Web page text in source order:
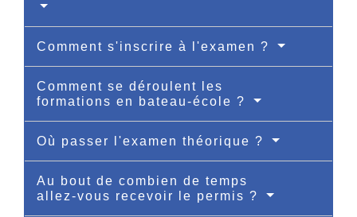
Comment s'inscrire à l'examen ?
Comment se déroulent les
formations en bateau-école ?
Où passer l'examen théorique ?
Au bout de combien de temps
allez-vous recevoir le permis ?